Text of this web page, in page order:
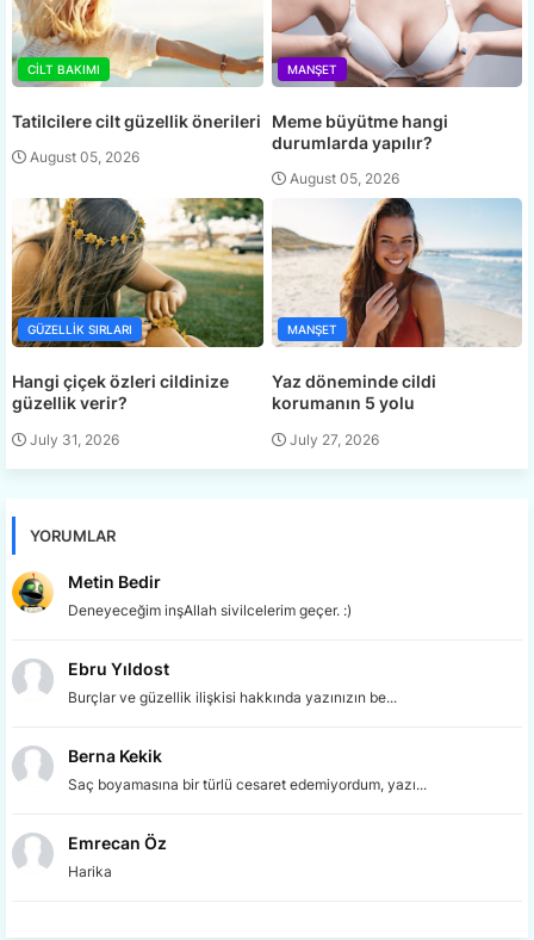
CILT BAKIMI
Tatilcilere cilt güzellik önerileri
August 05, 2026
MANŞET
Meme büyütme hangi
durumlarda yapılır?
August 05, 2026
GÜZELLIK SIRLARI
Hangi çiçek özleri cildinize
güzellik verir?
July 31, 2026
MANŞET
Yaz döneminde cildi
korumanın 5 yolu
July 27, 2026
YORUMLAR
Metin Bedir
Deneyeceğim inşAllah sivilcelerim geçer. :)
Ebru Yıldost
Burçlar ve güzellik ilişkisi hakkında yazınızın be...
Berna Kekik
Saç boyamasına bir türlü cesaret edemiyordum, yazı...
Emrecan Öz
Harika